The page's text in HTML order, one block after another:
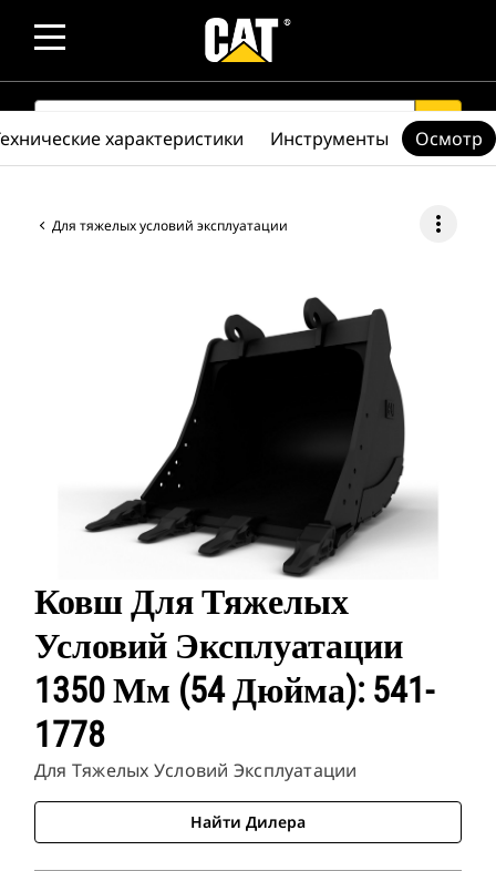
SEARCH search
Для тяжелых условий эксплуатации more_vert
Ковш Для Тяжелых
Условий Эксплуатации
1350 Мм (54 Дюйма): 541-
1778
Для Тяжелых Условий Эксплуатации
Найти Дилера
характеристики Инструменты Осмотр